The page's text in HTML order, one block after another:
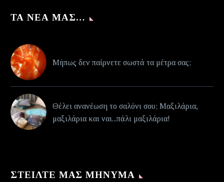
ΤΑ ΝΈΑ ΜΑΣ…
Μήπως δεν παίρνετε σωστά τα μέτρα σας;
Θέλει ανανέωση το σαλόνι σου; Μαξιλάρια,
μαξιλάρια και ναι...πάλι μαξιλάρια!
ΣΤΕΊΛΤΕ ΜΑΣ ΜΉΝΥΜΑ